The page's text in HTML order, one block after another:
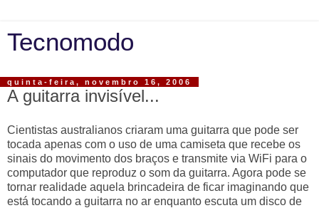
Tecnomodo
quinta-feira, novembro 16, 2006
A guitarra invisível...
Cientistas australianos criaram uma guitarra que pode ser
tocada apenas com o uso de uma camiseta que recebe os
sinais do movimento dos braços e transmite via WiFi para o
computador que reproduz o som da guitarra. Agora pode se
tornar realidade aquela brincadeira de ficar imaginando que
está tocando a guitarra no ar enquanto escuta um disco de